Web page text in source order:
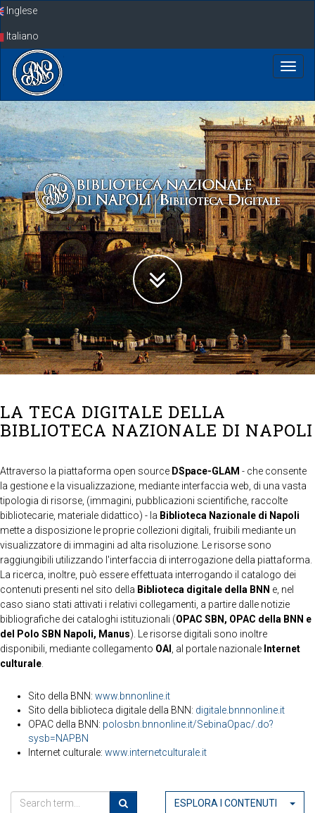
SkipInglese
Italiano
LA TECA DIGITALE DELLA
BIBLIOTECA NAZIONALE DI NAPOLI
Attraverso la piattaforma open source DSpace-GLAM - che consente
la gestione e la visualizzazione, mediante interfaccia web, di una vasta
tipologia di risorse, (immagini, pubblicazioni scientifiche, raccolte
bibliotecarie, materiale didattico) - la Biblioteca Nazionale di Napoli
mette a disposizione le proprie collezioni digitali, fruibili mediante un
visualizzatore di immagini ad alta risoluzione. Le risorse sono
raggiungibili utilizzando l'interfaccia di interrogazione della piattaforma.
La ricerca, inoltre, può essere effettuata interrogando il catalogo dei
contenuti presenti nel sito della Biblioteca digitale della BNN e, nel
caso siano stati attivati i relativi collegamenti, a partire dalle notizie
bibliografiche dei cataloghi istituzionali (OPAC SBN, OPAC della BNN e
del Polo SBN Napoli, Manus). Le risorse digitali sono inoltre
disponibili, mediante collegamento OAI , al portale nazionale Internet
culturale
Sito della BNN: www.bnnonline.it
Sito della biblioteca digitale della BNN: digitale.bnnnonline.it
OPAC della BNN: polosbn.bnnonline.it/SebinaOpac/.do?
sysb=NAPBN
Internet culturale: www.internetculturale.it
ESPLORA I CONTENUTI